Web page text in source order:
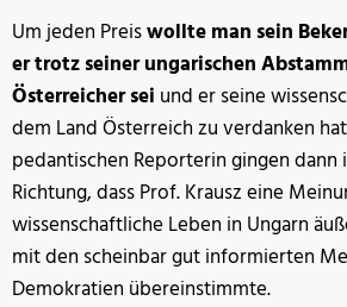
Um jeden Preiswollte man sein
er trotz seiner ungarischen
Österreicher sei und er seine
dem Land Österreich zu verdanken
pedantischen Reporterin gingen
Richtung, dass Prof. Krausz eine
wissenschaftliche Leben in Ungarn
mit den scheinbar gut informierten
Demokratien übereinstimmte.